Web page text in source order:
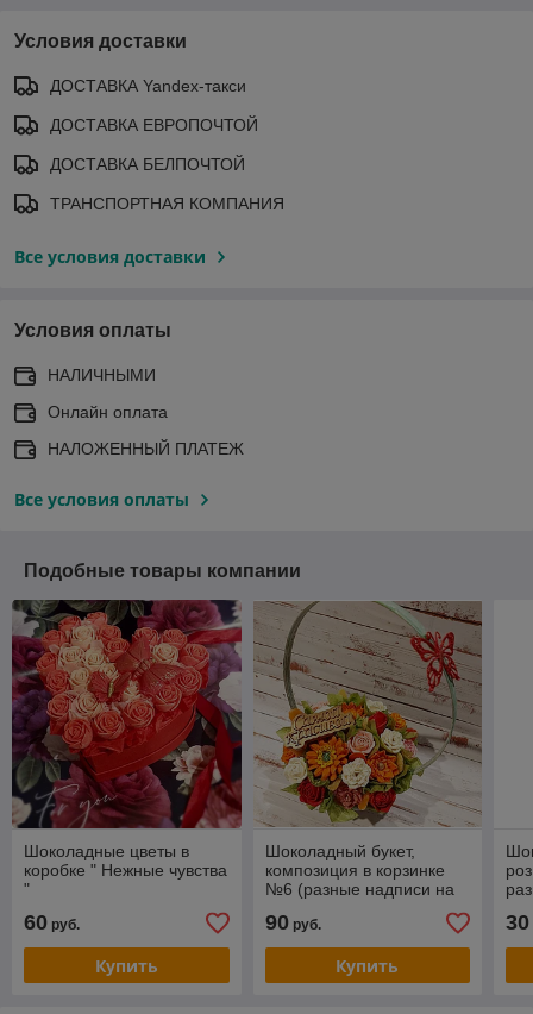
Условия доставки
ДОСТАВКА Yandex-такси
ДОСТАВКА ЕВРОПОЧТОЙ
ДОСТАВКА БЕЛПОЧТОЙ
ТРАНСПОРТНАЯ КОМПАНИЯ
Все условия доставки
Условия оплаты
НАЛИЧНЫМИ
Онлайн оплата
НАЛОЖЕННЫЙ ПЛАТЕЖ
Все условия оплаты
Подобные товары компании
Шоколадные цветы в
коробке " Нежные чувства
"
60 руб.
Купить
Шоколадный букет,
композиция в корзинке
№6 (разные надписи на
90руб.
Купить
30